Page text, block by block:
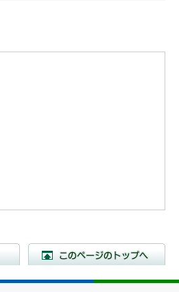
前のページに戻る